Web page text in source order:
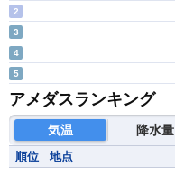
2
3
4
5
アメダスランキング
気温 降水量
順位 地点